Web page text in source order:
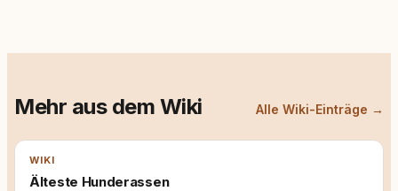
Mehr aus dem Wiki Alle Wiki-Einträge →
WIKI
Älteste Hunderassen